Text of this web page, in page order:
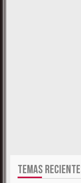
TEMAS